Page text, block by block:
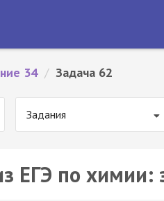
34 / Задача 62
Задания
ЕГЭ по химии: